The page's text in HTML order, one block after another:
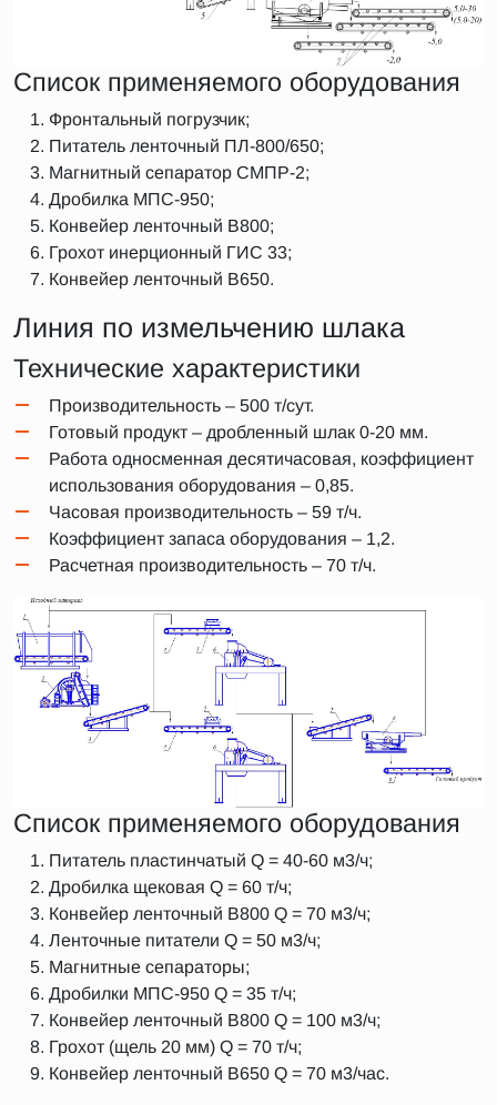
Список применяемого оборудования
Фронтальный погрузчик;
Питатель ленточный ПЛ-800/650;
Магнитный сепаратор СМПР-2;
Дробилка МПС-950;
Конвейер ленточный В800;
Грохот инерционный ГИС 33;
Конвейер ленточный В650.
Линия по измельчению шлака
Технические характеристики
Производительность – 500 т/сут.
Готовый продукт – дробленный шлак 0-20 мм.
Работа односменная десятичасовая, коэффициент
использования оборудования – 0,85.
Часовая производительность – 59 т/ч.
Коэффициент запаса оборудования – 1,2.
Расчетная производительность – 70 т/ч.
Список применяемого оборудования
Питатель пластинчатый Q = 40-60 м3/ч;
Дробилка щековая Q = 60 т/ч;
Конвейер ленточный B800 Q = 70 м3/ч;
Ленточные питатели Q = 50 м3/ч;
Магнитные сепараторы;
Дробилки МПС-950 Q = 35 т/ч;
Конвейер ленточный B800 Q = 100 м3/ч;
Грохот (щель 20 мм) Q = 70 т/ч;
Конвейер ленточный B650 Q = 70 м3/час.